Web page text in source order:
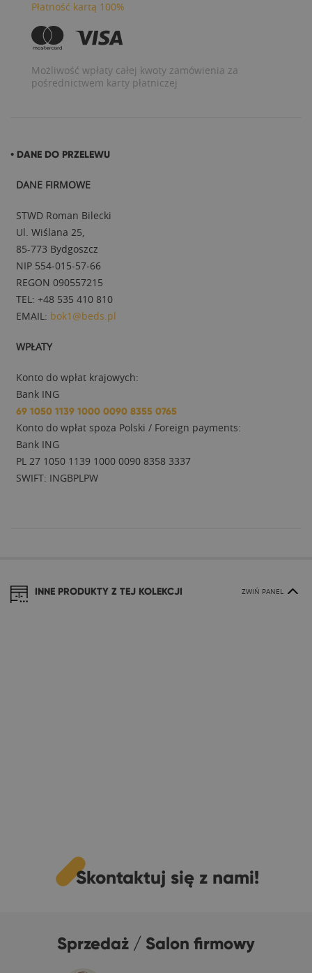
Płatność kartą 100%
Możliwość wpłaty całej kwoty zamówienia za
pośrednictwem karty płatniczej
• DANE DO PRZELEWU
DANE FIRMOWE
STWD Roman Bilecki
Ul. Wiślana 25,
85-773 Bydgoszcz
NIP 554-015-57-66
REGON 090557215
TEL: +48 535 410 810
EMAIL: bok1@beds.pl
WPŁATY
Konto do wpłat krajowych:
Bank ING
69 1050 1139 1000 0090 8355 0765
Konto do wpłat spoza Polski / Foreign payments:
Bank ING
PL 27 1050 1139 1000 0090 8358 3337
SWIFT: INGBPLPW
INNE PRODUKTY Z TEJ KOLEKCJI ZWIŃ PANEL
Skontaktuj się z nami!
Sprzedaż / Salon firmowy